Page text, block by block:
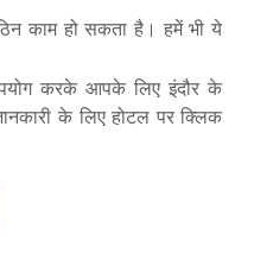
काम हो सकता है। हमें भी ये
करके आपके लिए इंदौर के
के लिए होटल पर क्लिक